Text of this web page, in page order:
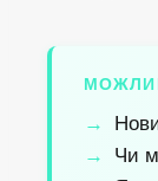
Чи